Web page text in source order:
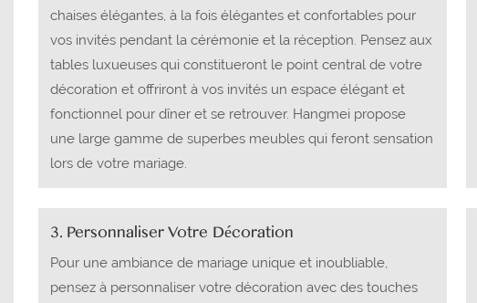
chaises élégantes, à la fois élégantes et confortables pour
vos invités pendant la cérémonie et la réception. Pensez aux
tables luxueuses qui constitueront le point central de votre
décoration et offriront à vos invités un espace élégant et
fonctionnel pour dîner et se retrouver. Hangmei propose
une large gamme de superbes meubles qui feront sensation
lors de votre mariage.
3. Personnaliser Votre Décoration
Pour une ambiance de mariage unique et inoubliable,
pensez à personnaliser votre décoration avec des touches